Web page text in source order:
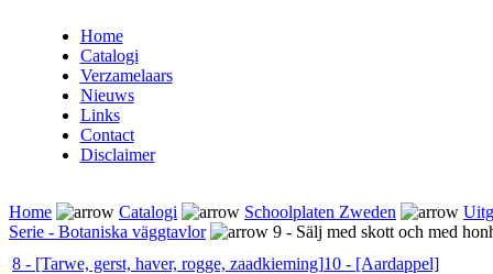
Home
Catalogi
Verzamelaars
Nieuws
Links
Contact
Disclaimer
Home Catalogi Schoolplaten Zweden
Serie - Botaniska väggtavlor
9 - Sälj med skott och med
8 - [Tarwe, gerst, haver, rogge, zaadkieming]10 - [Aardappel]